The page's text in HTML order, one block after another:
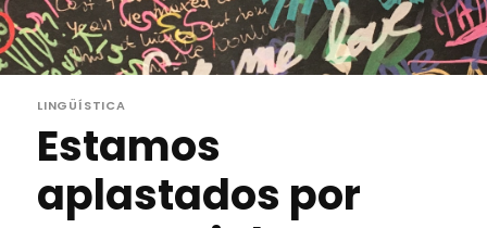
LINGÜÍSTICA
Estamos
aplastados por